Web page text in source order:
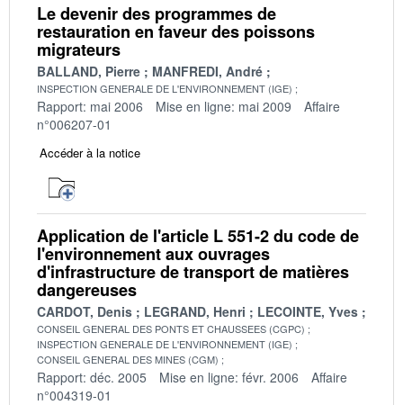
Le devenir des programmes de
restauration en faveur des poissons
migrateurs
BALLAND, Pierre MANFREDI, André
INSPECTION GENERALE DE L'ENVIRONNEMENT (IGE)
Rapport: mai 2006 Mise en ligne: mai 2009
Affaire
n°006207-01
Accéder à la notice
Application de l'article L 551-2 du code de
l'environnement aux ouvrages
d'infrastructure de transport de matières
dangereuses
CARDOT, Denis LEGRAND, Henri LECOINTE, Yves
CONSEIL GENERAL DES PONTS ET CHAUSSEES (CGPC)
INSPECTION GENERALE DE L'ENVIRONNEMENT (IGE)
CONSEIL GENERAL DES MINES (CGM)
Rapport: déc. 2005 Mise en ligne: févr. 2006
Affaire
n°004319-01